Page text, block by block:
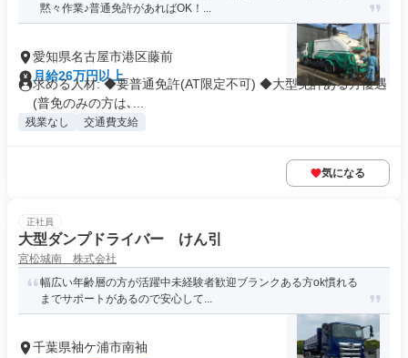
黙々作業♪普通免許があればOK！...
愛知県名古屋市港区藤前
月給26万円以上
求める人材: ◆要普通免許(AT限定不可) ◆大型免許ある方優遇
(普免のみの方は､...
残業なし 交通費支給
気になる
正社員
大型ダンプドライバー けん引
宮松城南 株式会社
幅広い年齢層の方が活躍中未経験者歓迎ブランクある方ok慣れる
までサポートがあるので安心して...
千葉県袖ケ浦市南袖